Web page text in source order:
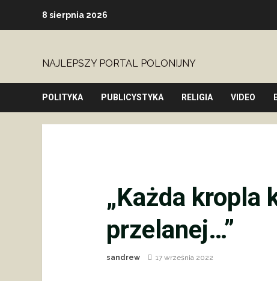
8 sierpnia 2026
NAJLEPSZY PORTAL POLONIJNY
POLITYKA PUBLICYSTYKA RELIGIA VIDEO
„Każda kropla
przelanej…”
sandrew 17 września 2022